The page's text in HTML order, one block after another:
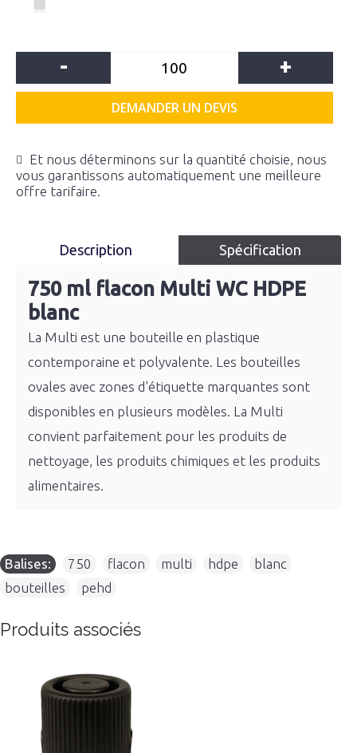
- +
DEMANDER UN DEVIS
Et nous déterminons sur la quantité choisie, nous
vous garantissons automatiquement une meilleure
offre tarifaire.
Description Spécification
750 ml flacon Multi WC HDPE
blanc
La Multi est une bouteille en plastique
contemporaine et polyvalente. Les bouteilles
ovales avec zones d'étiquette marquantes sont
disponibles en plusieurs modèles. La Multi
convient parfaitement pour les produits de
nettoyage, les produits chimiques et les produits
alimentaires.
Balises: 750 flacon multi hdpe blanc
bouteilles
pehd
Produits associés